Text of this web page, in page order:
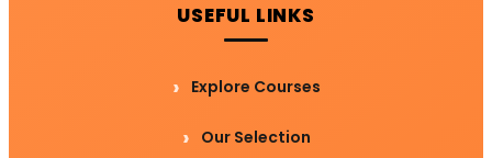
USEFUL LINKS
Explore Courses
Our Selection